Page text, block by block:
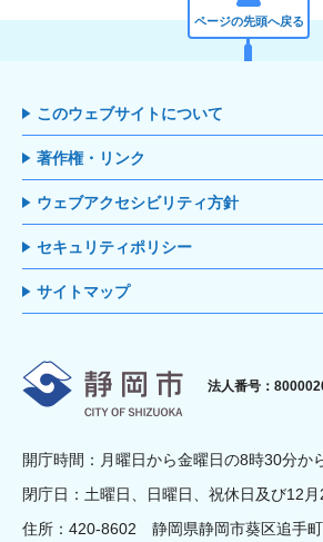
ページの先頭へ戻る
このウェブサイトについて
著作権・リンク
ウェブアクセシビリティ方針
セキュリティポリシー
サイトマップ
静岡市
法人番号：
開庁時間：月曜日から金曜日の8時30分か
閉庁日：土曜日、日曜日、祝休日及び12
住所：420-8602 静岡県静岡市葵区追手